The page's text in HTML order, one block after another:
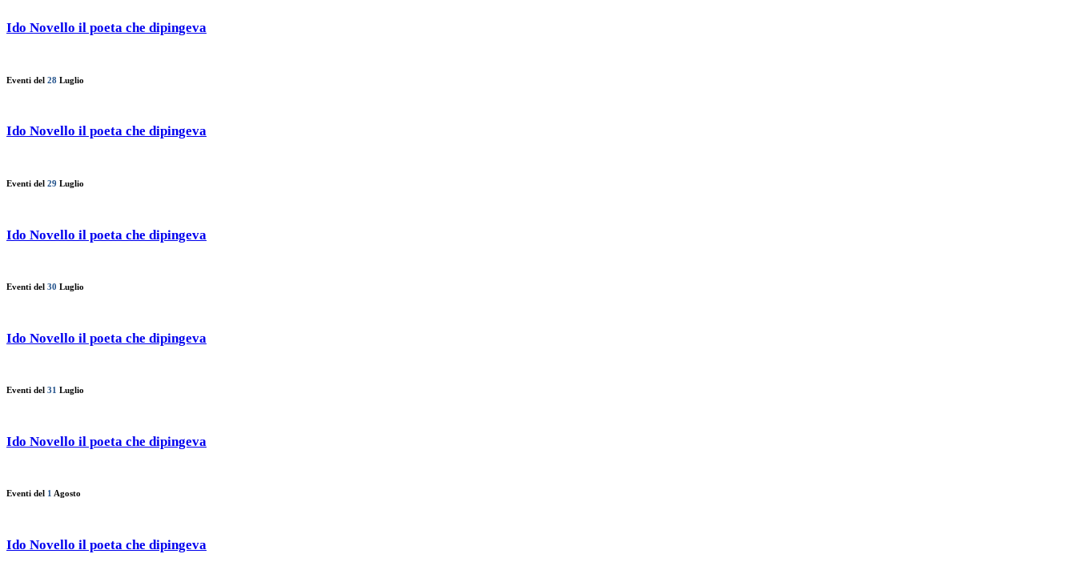
Ido Novello il poeta che dipingeva
Eventi del 28 Luglio
Ido Novello il poeta che dipingeva
Eventi del 29 Luglio
Ido Novello il poeta che dipingeva
Eventi del 30 Luglio
Ido Novello il poeta che dipingeva
Eventi del 31 Luglio
Ido Novello il poeta che dipingeva
Eventi del 1 Agosto
Ido Novello il poeta che dipingeva